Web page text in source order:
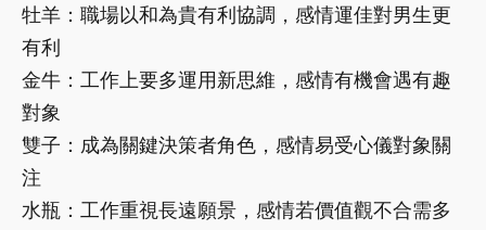
牡羊：職場以和為貴有利協調，感情運佳對男生更
有利
金牛：工作上要多運用新思維，感情有機會遇有趣
對象
雙子：成為關鍵決策者角色，感情易受心儀對象關
注
水瓶：工作重視長遠願景，感情若價值觀不合需多